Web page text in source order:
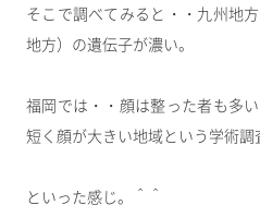
そこで調べてみると・・九州地
地方）の遺伝子が濃い。
福岡では・・顔は整った者も多
短く顔が大きい地域という学術調
といった感じ。＾＾